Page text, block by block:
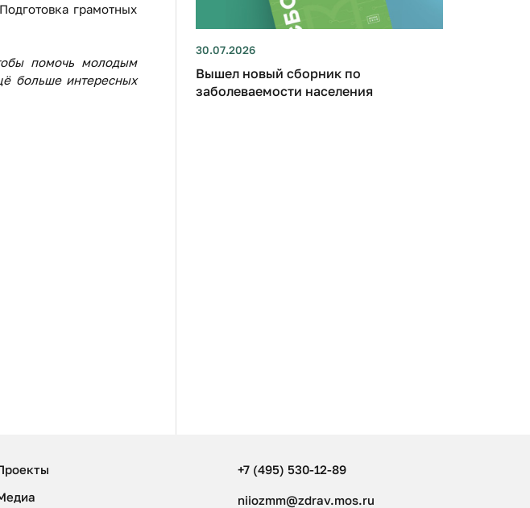
грамотных
помочь молодым
больше интересных
30.07.2026
Вышел новый сборник по
заболеваемости населения
+7 (495) 530-12-89
niiozmm@zdrav.mos.ru